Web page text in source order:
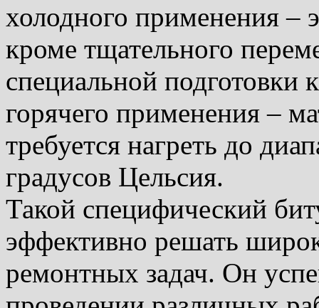
холодного применения –
кроме тщательного
специальной подготовки
горячего применения –
требуется нагреть до
градусов Цельсия.
Такой специфический
эффективно решать
ремонтных задач. Он